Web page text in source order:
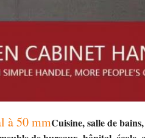
à 50 mmCuisine, salle de